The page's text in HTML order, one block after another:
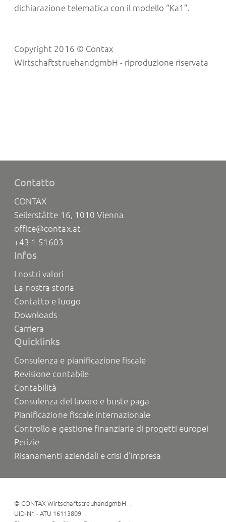
dichiarazione telematica con il modello “Ka1”.
Copyright 2016 © Contax
WirtschaftstruehandgmbH - riproduzione riservata
Contatto
CONTAX
Seilerstätte 16, 1010 Vienna
office@contax.at
+43 1 51603
Infos
I nostri valori
La nostra storia
Contatto e luogo
Downloads
Carriera
Quicklinks
Consulenza e pianificazione fiscale
Revisione contabile
Contabilità
Consulenza del lavoro e buste paga
Pianificazione fiscale internazionale
Controllo e gestione finanziaria di progetti europei
Perizie
Risanamenti aziendali e crisi d'impresa
©CONTAX WirtschaftstreuhandgmbH
UID-Nr. - ATU 16113809